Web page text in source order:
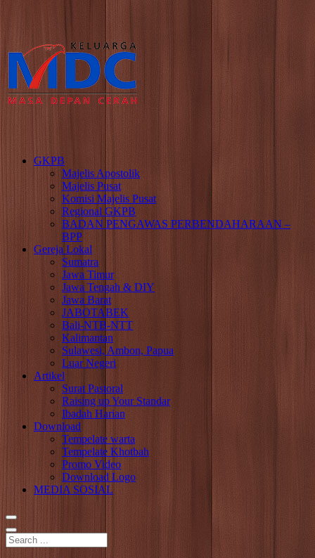
GKPB
Majelis Apostolik
Majelis Pusat
Komisi Majelis Pusat
Regional GKPB
BADAN PENGAWAS PERBENDAHARAAN –
BPP
Gereja Lokal
Sumatra
Jawa Timur
Jawa Tengah & DIY
Jawa Barat
JABOTABEK
Bali-NTB-NTT
Kalimantan
Sulawesi, Ambon, Papua
Luar Negeri
Artikel
Surat Pastoral
Raising up Your Standar
Ibadah Harian
Download
Tempelate warta
Tempelate Khotbah
Promo Video
Download Logo
MEDIA SOSIAL